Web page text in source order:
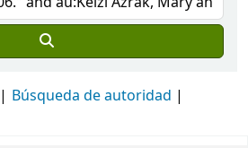
Búsqueda de autoridad